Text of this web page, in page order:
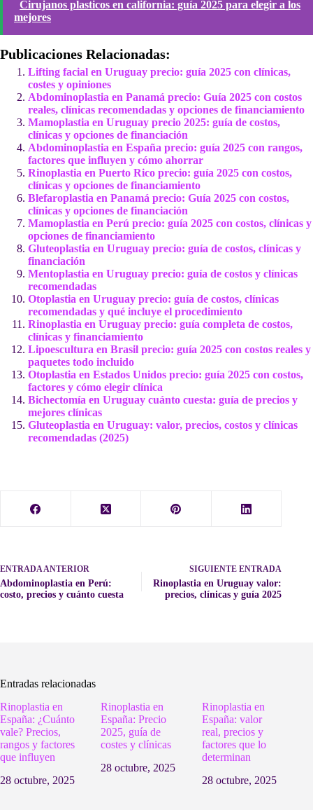
Cirujanos plasticos en california: guía 2025 para elegir a los
mejores
Publicaciones Relacionadas:
Lifting facial en Uruguay precio: guía 2025 con clínicas,
costes y opiniones
Abdominoplastia en Panamá precio: Guía 2025 con costos
reales, clínicas recomendadas y opciones de financiamiento
Mamoplastia en Uruguay precio 2025: guía de costos,
clínicas y opciones de financiación
Abdominoplastia en España precio: guía 2025 con rangos,
factores que influyen y cómo ahorrar
Rinoplastia en Puerto Rico precio: guía 2025 con costos,
clínicas y opciones de financiamiento
Blefaroplastia en Panamá precio: Guía 2025 con costos,
clínicas y opciones de financiación
Mamoplastia en Perú precio: guía 2025 con costos, clínicas y
opciones de financiamiento
Gluteoplastia en Uruguay precio: guía de costos, clínicas y
financiación
Mentoplastia en Uruguay precio: guía de costos y clínicas
recomendadas
Otoplastia en Uruguay precio: guía de costos, clínicas
recomendadas y qué incluye el procedimiento
Rinoplastia en Uruguay precio: guía completa de costos,
clínicas y financiamiento
Lipoescultura en Brasil precio: guía 2025 con costos reales y
paquetes todo incluido
Otoplastia en Estados Unidos precio: guía 2025 con costos,
factores y cómo elegir clínica
Bichectomía en Uruguay cuánto cuesta: guía de precios y
mejores clínicas
Gluteoplastia en Uruguay: valor, precios, costos y clínicas
recomendadas (2025)
ENTRADAANTERIOR
Abdominoplastia en Perú:
costo, precios y cuánto cuesta
SIGUIENTEENTRADA
Rinoplastia en Uruguay valor:
precios, clínicas y guía 2025
Entradas relacionadas
Rinoplastia en
España: ¿Cuánto
vale? Precios,
rangos y factores
que influyen
28 octubre, 2025
Rinoplastia en
España: Precio
2025, guía de
costes y clínicas
28 octubre, 2025
Rinoplastia en
España: valor
real, precios y
factores que lo
determinan
28 octubre, 2025